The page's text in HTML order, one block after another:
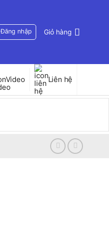
Đăng nhập Giỏ hàng
Video Liên hệ